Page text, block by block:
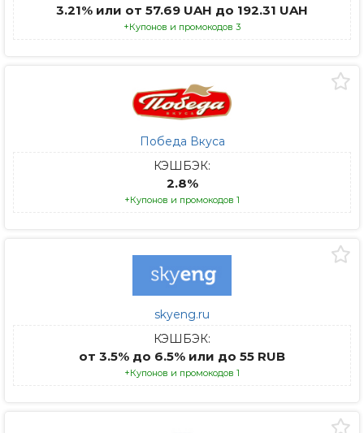
3.21% или от 57.69 UAH до 192.31 UAH
+Купонов и промокодов 3
Победа Вкуса
КЭШБЭК:
2.8%
+Купонов и промокодов 1
skyeng.ru
КЭШБЭК:
от 3.5% до 6.5% или до 55 RUB
+Купонов и промокодов 1